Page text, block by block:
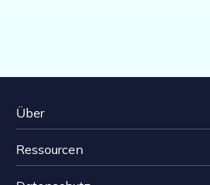
Über
Impressum
Ressourcen